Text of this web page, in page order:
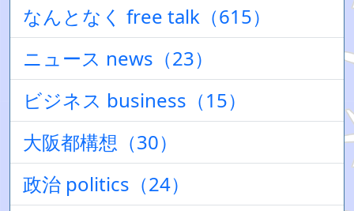
なんとなく free talk（615）
ニュース news（23）
ビジネス business（15）
大阪都構想（30）
政治 politics（24）